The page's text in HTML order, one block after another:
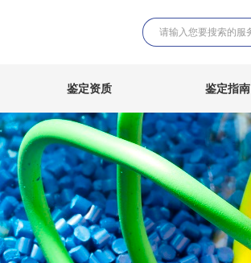
鉴定资质 鉴定指南